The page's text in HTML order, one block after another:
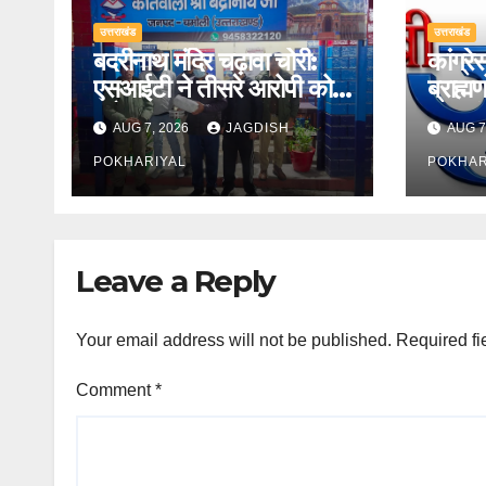
उत्तराखंड
बदरीनाथ मंदिर चढ़ावा चोरी:
एसआईटी ने तीसरे आरोपी को
दबोचा
AUG 7, 2026 JAGDISH
POKHARIYAL
उत्तराखंड
बढ़ा
AUG
Leave a Reply
Your email address will not be published. Required
Comment*